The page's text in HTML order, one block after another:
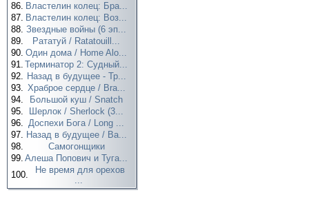
86. Властелин колец: Бра...
87. Властелин колец: Воз...
88. Звездные войны (6 эп...
89.
Рататуй / Ratatouill...
90. Один дома / Home Alo...
91. Терминатор 2: Судный...
92. Назад в будущее - Тр...
93. Храброе сердце / Bra...
94.
Большой куш / Snatch
95.
Шерлок / Sherlock (3...
96. Доспехи Бога / Long ...
97. Назад в будущее / Ba...
98.
Самогонщики
99. Алеша Попович и Туга...
100.
Не время для орехов
...